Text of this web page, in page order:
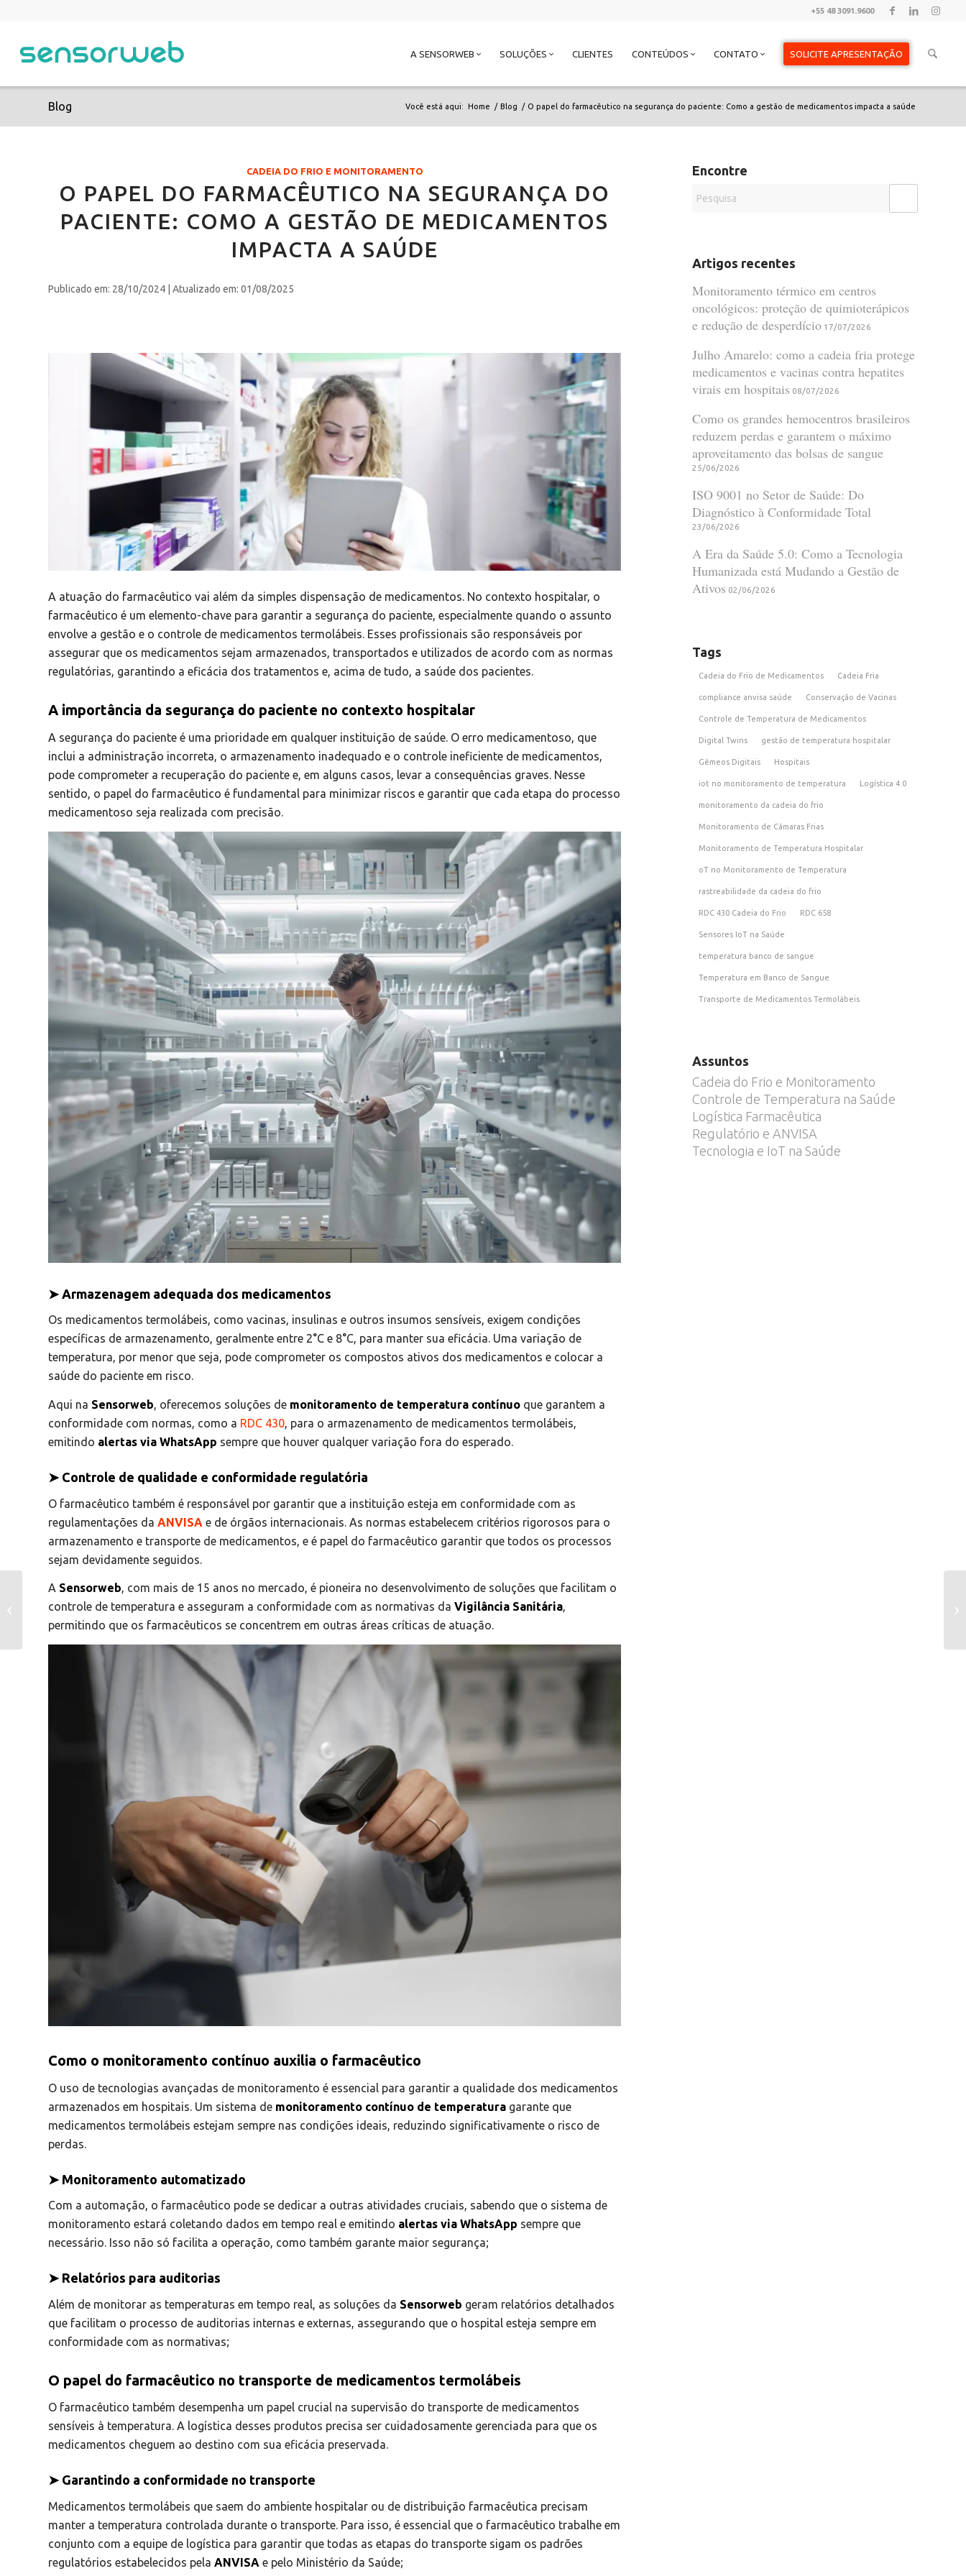
+55 48 3091.9600
A SENSORWEB SOLUÇÕES CLIENTES CONTEÚDOS CONTATO SOLICITE APRESENTAÇÃO
Blog Você está aqui: Home / Blog / O papel do farmacêutico na segurança do paciente: Como a gestão de medicamentos impacta a saúde
CADEIA DO FRIO E MONITORAMENTO
O PAPEL DO FARMACÊUTICO NA SEGURANÇA DO
PACIENTE: COMO A GESTÃO DE MEDICAMENTOS
IMPACTA A SAÚDE
Publicado em: 28/10/2024 | Atualizado em: 01/08/2025
A atuação do farmacêutico vai além da simples dispensação de medicamentos. No contexto hospitalar, o
farmacêutico é um elemento-chave para garantir a segurança do paciente, especialmente quando o assunto
envolve a gestão e o controle de medicamentos termolábeis. Esses profissionais são responsáveis por
assegurar que os medicamentos sejam armazenados, transportados e utilizados de acordo com as normas
regulatórias, garantindo a eficácia dos tratamentos e, acima de tudo, a saúde dos pacientes.
A importância da segurança do paciente no contexto hospitalar
A segurança do paciente é uma prioridade em qualquer instituição de saúde. O erro medicamentoso, que
inclui a administração incorreta, o armazenamento inadequado e o controle ineficiente de medicamentos,
pode comprometer a recuperação do paciente e, em alguns casos, levar a consequências graves. Nesse
sentido, o papel do farmacêutico é fundamental para minimizar riscos e garantir que cada etapa do processo
medicamentoso seja realizada com precisão.
➤ Armazenagem adequada dos medicamentos
Os medicamentos termolábeis, como vacinas, insulinas e outros insumos sensíveis, exigem condições
específicas de armazenamento, geralmente entre 2°C e 8°C, para manter sua eficácia. Uma variação de
temperatura, por menor que seja, pode comprometer os compostos ativos dos medicamentos e colocar a
saúde do paciente em risco.
Aqui na Sensorweb, oferecemos soluções de monitoramento de temperatura contínuo que garantem a
conformidade com normas, como a RDC 430, para o armazenamento de medicamentos termolábeis,
emitindo alertas via WhatsApp sempre que houver qualquer variação fora do esperado.
➤ Controle de qualidade e conformidade regulatória
O farmacêutico também é responsável por garantir que a instituição esteja em conformidade com as
regulamentações da ANVISA e de órgãos internacionais. As normas estabelecem critérios rigorosos para o
armazenamento e transporte de medicamentos, e é papel do farmacêutico garantir que todos os processos
sejam devidamente seguidos.
A Sensorweb, com mais de 15 anos no mercado, é pioneira no desenvolvimento de soluções que facilitam o
controle de temperatura e asseguram a conformidade com as normativas da Vigilância Sanitária,
permitindo que os farmacêuticos se concentrem em outras áreas críticas de atuação.
Como o monitoramento contínuo auxilia o farmacêutico
O uso de tecnologias avançadas de monitoramento é essencial para garantir a qualidade dos medicamentos
armazenados em hospitais. Um sistema de monitoramento contínuo de temperatura garante que
medicamentos termolábeis estejam sempre nas condições ideais, reduzindo significativamente o risco de
perdas.
➤ Monitoramento automatizado
Com a automação, o farmacêutico pode se dedicar a outras atividades cruciais, sabendo que o sistema de
monitoramento estará coletando dados em tempo real e emitindo alertas via WhatsApp sempre que
necessário. Isso não só facilita a operação, como também garante maior segurança;
➤ Relatórios para auditorias
Além de monitorar as temperaturas em tempo real, as soluções da Sensorweb geram relatórios detalhados
que facilitam o processo de auditorias internas e externas, assegurando que o hospital esteja sempre em
conformidade com as normativas;
O papel do farmacêutico no transporte de medicamentos termolábeis
O farmacêutico também desempenha um papel crucial na supervisão do transporte de medicamentos
sensíveis à temperatura. A logística desses produtos precisa ser cuidadosamente gerenciada para que os
medicamentos cheguem ao destino com sua eficácia preservada.
➤ Garantindo a conformidade no transporte
Medicamentos termolábeis que saem do ambiente hospitalar ou de distribuição farmacêutica precisam
manter a temperatura controlada durante o transporte. Para isso, é essencial que o farmacêutico trabalhe em
conjunto com a equipe de logística para garantir que todas as etapas do transporte sigam os padrões
regulatórios estabelecidos pela ANVISA e pelo Ministério da Saúde;
Encontre
Artigos recentes
Monitoramento térmico em centros
oncológicos: proteção de quimioterápicos
e redução de desperdício 17/07/2026
Julho Amarelo: como a cadeia fria protege
medicamentos e vacinas contra hepatites
virais em hospitais 08/07/2026
Como os grandes hemocentros brasileiros
reduzem perdas e garantem o máximo
aproveitamento das bolsas de sangue
25/06/2026
ISO 9001 no Setor de Saúde: Do
Diagnóstico à Conformidade Total
23/06/2026
A Era da Saúde 5.0: Como a Tecnologia
Humanizada está Mudando a Gestão de
Ativos 02/06/2026
Tags
Cadeia do Frio de Medicamentos Cadeia Fria
compliance anvisa saúde Conservação de Vacinas
Controle de Temperatura de Medicamentos
Digital Twins gestão de temperatura hospitalar
Gêmeos Digitais Hospitais
iot no monitoramento de temperatura Logística 4.0
monitoramento da cadeia do frio
Monitoramento de Câmaras Frias
Monitoramento de Temperatura Hospitalar
oT no Monitoramento de Temperatura
rastreabilidade da cadeia do frio
RDC 430 Cadeia do Frio RDC 658
Sensores IoT na Saúde
temperatura banco de sangue
Temperatura em Banco de Sangue
Transporte de Medicamentos Termolábeis
Assuntos
Cadeia do Frio e Monitoramento
Controle de Temperatura na Saúde
Logística Farmacêutica
Regulatório e ANVISA
Tecnologia e IoT na Saúde
A importância do
controle de
temperatura em
hospitais: Segurança e